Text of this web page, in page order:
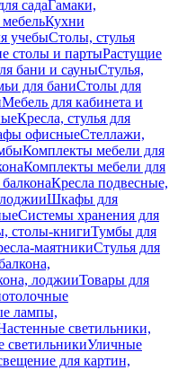
садаГамаки,
Кухни
учебыСтолы, стулья
столы и партыРастущие
бани и сауныСтулья,
для баниСтолы для
Мебель для кабинета и
Кресла, стулья для
офисныеСтеллажи,
Комплекты мебели для
Комплекты мебели для
Кресла подвесные,
Шкафы для
Системы хранения для
столы-книгиТумбы для
маятникиСтулья для
лоджииТовары для
лампы,
светильники,
светильникиУличные
для картин,